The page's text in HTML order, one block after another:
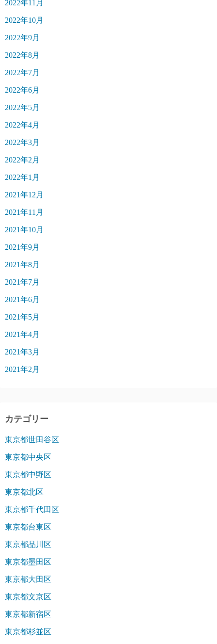
2022年11月
2022年10月
2022年9月
2022年8月
2022年7月
2022年6月
2022年5月
2022年4月
2022年3月
2022年2月
2022年1月
2021年12月
2021年11月
2021年10月
2021年9月
2021年8月
2021年7月
2021年6月
2021年5月
2021年4月
2021年3月
2021年2月
カテゴリー
東京都世田谷区
東京都中央区
東京都中野区
東京都北区
東京都千代田区
東京都台東区
東京都品川区
東京都墨田区
東京都大田区
東京都文京区
東京都新宿区
東京都杉並区